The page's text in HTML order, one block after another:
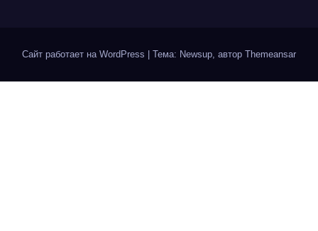
Сайт работает на WordPress Тема: Newsup, автор Themeansar